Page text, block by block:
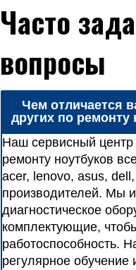
Часто
вопросы
Чем отличается
других по ремонту
Наш сервисный центр
ремонту ноутбуков
acer, lenovo, asus,
производителей. Мы
диагностическое
комплектующие,
работоспособность.
регулярное